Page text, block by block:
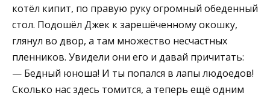
котёл кипит, по правую руку огромный обеденный
стол. Подошёл Джек к зарешёченному окошку,
глянул во двор, а там множество несчастных
пленников. Увидели они его и давай причитать:
— Бедный юноша! И ты попался в лапы людоедов!
Сколько нас здесь томится, а теперь ещё одним